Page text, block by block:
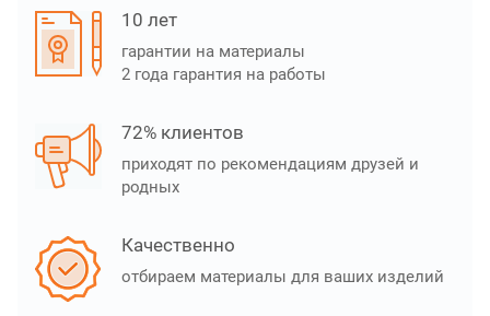
10 лет
гарантии на материалы
2 года гарантия на работы
72% клиентов
приходят по рекомендациям друзей и
родных
Качественно
отбираем материалы для ваших изделий